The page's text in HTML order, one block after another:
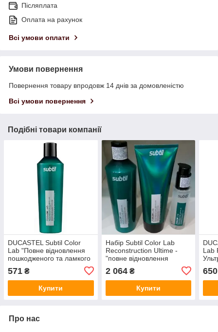
Післяплата
Оплата на рахунок
Всі умови оплати
Умови повернення
Повернення товару впродовж 14 днів за домовленістю
Всі умови повернення
Подібні товари компанії
DUCASTEL Subtil Color
Lab "Повне відновлення
пошкодженого та ламкого
571 ₴
Купити
Набір Subtil Color Lab
Reconstruction Ultime -
"повне відновлення
пошкодженого та ламкого
волосся (3 коштів
2 064₴
Купити
Lab
650
Про нас